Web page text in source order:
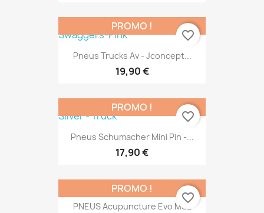
Pneus Trucks Av - Jconcept...
19,90 €
PROMO !
favorite_border
Pneus Schumacher Mini Pin -...
17,90 €
PROMO !
favorite_border
PNEUS Acupuncture Evo MS2
PROMO !
favorite_border